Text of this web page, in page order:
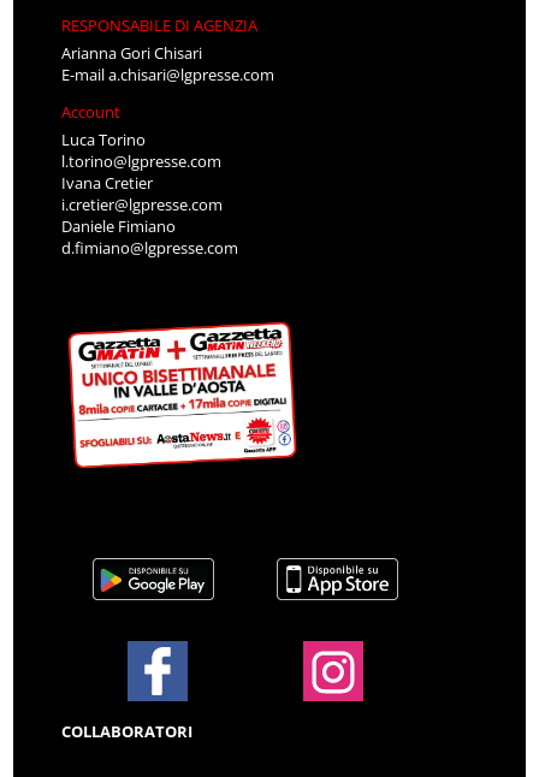
RESPONSABILE DI AGENZIA
Arianna Gori Chisari
E-maila.chisari@lgpresse.com
Account
Luca Torino
l.torino@lgpresse.com
Ivana Cretier
i.cretier@lgpresse.com
Daniele Fimiano
d.fimiano@lgpresse.com
COLLABORATORI